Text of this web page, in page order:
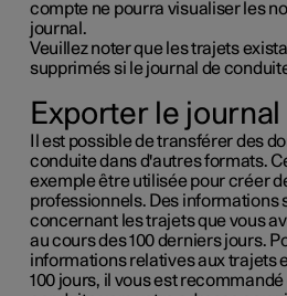
compte ne pourra visualiser les
journal.
Veuillez noter que les trajets
supprimés si le journal de
Exporter le
Il est possible de transférer des
conduite dans d'autres formats.
exemple être utilisée pour créer
professionnels. Des informations
concernant les trajets que vous
au cours des 100 derniers jours.
informations relatives aux trajets
100 jours, il vous est